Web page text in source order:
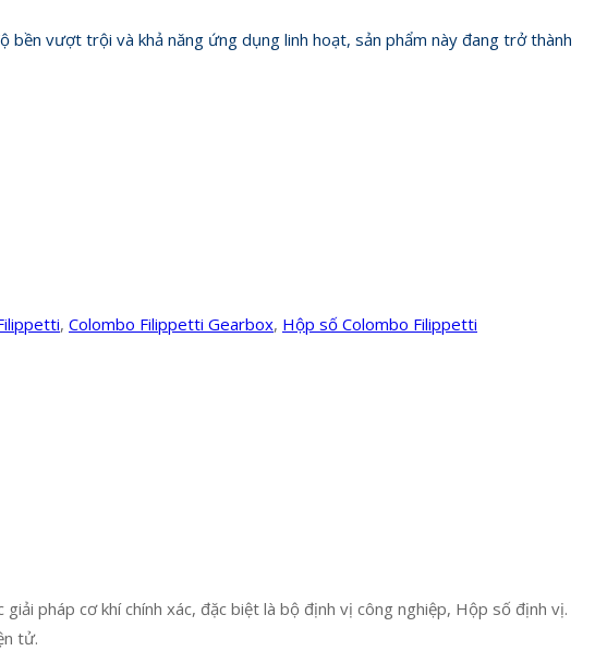
bền vượt trội và khả năng ứng dụng linh hoạt, sản phẩm này đang trở thành
, Colombo Filippetti Gearbox, Hộp số Colombo Filippetti
pháp cơ khí chính xác, đặc biệt là bộ định vị công nghiệp, Hộp số định vị.
tử.